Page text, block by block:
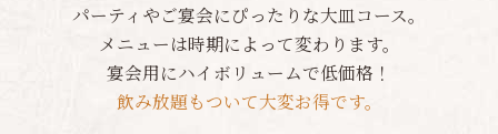
パーティやご宴会にぴったりな大皿コース。
メニューは時期によって変わります。
宴会用にハイボリュームで低価格！
飲み放題もついて大変お得です。